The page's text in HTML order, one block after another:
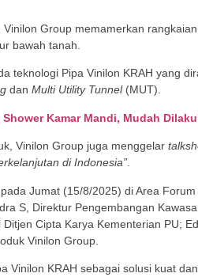
Group memamerkan
bawah tanah.
teknologi Pipa Vinilon KRAH yang
dan Multi Utility Tunnel (MUT).
Shower Kamar Mandi, Mudah
Vinilon Group juga menggelar
di Indonesia”
Jumat (15/8/2025) di Area
S, Direktur Pengembangan
Cipta Karya Kementerian PU;
Vinilon Group.
Vinilon KRAH sebagai solusi kuat